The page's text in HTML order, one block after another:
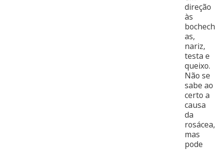
direção
às
bochech
as,
nariz,
testa e
queixo.
Não se
sabe ao
certo a
causa
da
rosácea,
mas
pode